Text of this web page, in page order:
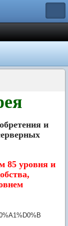
и
85 уровня и